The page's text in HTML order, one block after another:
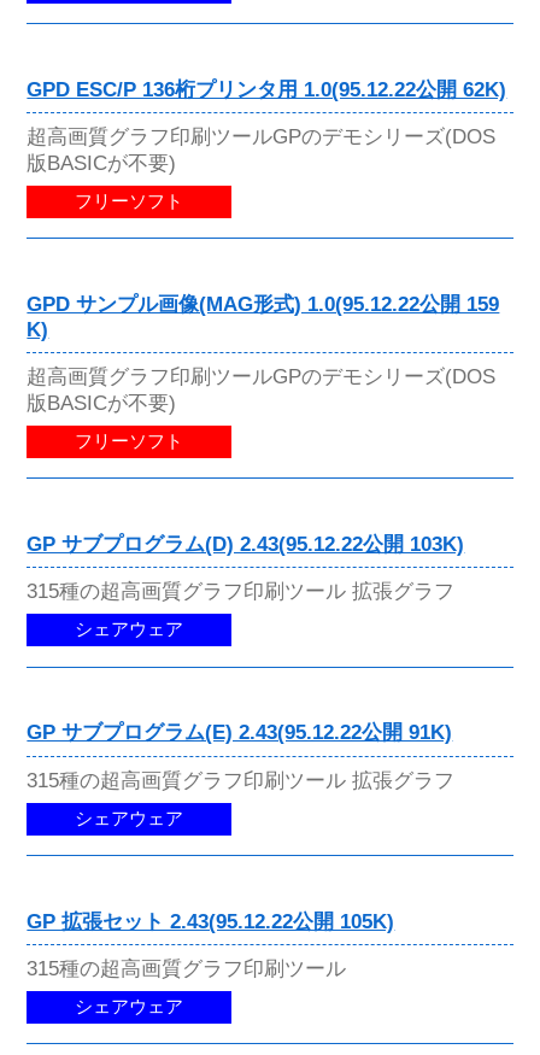
GPD ESC/P 136桁プリンタ用 1.0(95.12.22公開 62K)
超高画質グラフ印刷ツールGPのデモシリーズ(DOS
版BASICが不要)
フリーソフト
GPD サンプル画像(MAG形式) 1.0(95.12.22公開 159
K)
超高画質グラフ印刷ツールGPのデモシリーズ(DOS
版BASICが不要)
フリーソフト
GP サブプログラム(D) 2.43(95.12.22公開 103K)
315種の超高画質グラフ印刷ツール 拡張グラフ
シェアウェア
GP サブプログラム(E) 2.43(95.12.22公開 91K)
315種の超高画質グラフ印刷ツール 拡張グラフ
シェアウェア
GP 拡張セット 2.43(95.12.22公開 105K)
315種の超高画質グラフ印刷ツール
シェアウェア